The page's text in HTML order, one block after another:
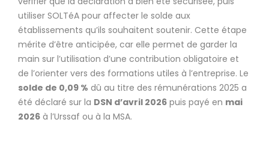
utiliser SOLTéA pour affecter le solde aux
établissements qu’ils souhaitent soutenir. Cette étape
mérite d’être anticipée, car elle permet de garder la
main sur l’utilisation d’une contribution obligatoire et
de l’orienter vers des formations utiles à l’entreprise. Le
solde de 0,09 % dû au titre des rémunérations 2025 a
été déclaré sur la DSN d’avril 2026 puis payé en mai
2026 à l’Urssaf ou à la MSA.